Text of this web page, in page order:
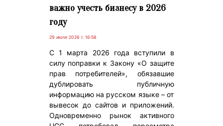
важно учесть бизнесу в 2026
году
29 июля 2026 г. 16:58
С 1 марта 2026 года вступили в
силу поправки к Закону «О защите
прав потребителей», обязавшие
дублировать публичную
информацию на русском языке – от
вывесок до сайтов и приложений.
Одновременно рынок активного